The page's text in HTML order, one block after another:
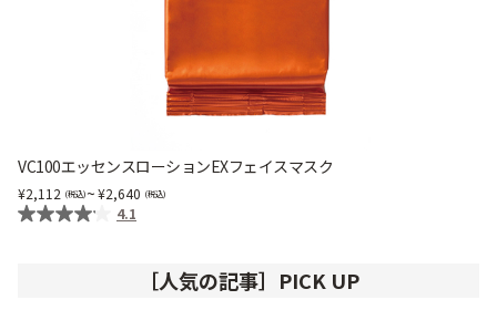
VC100エッセンスローションEXフェイスマスク
2,112 ~ 2,640
4.1
［人気の記事］PICK UP